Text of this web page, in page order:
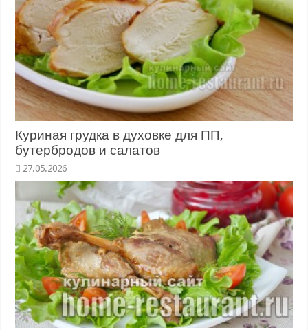
Куриная грудка в духовке для ПП,
бутербродов и салатов
27.05.2026